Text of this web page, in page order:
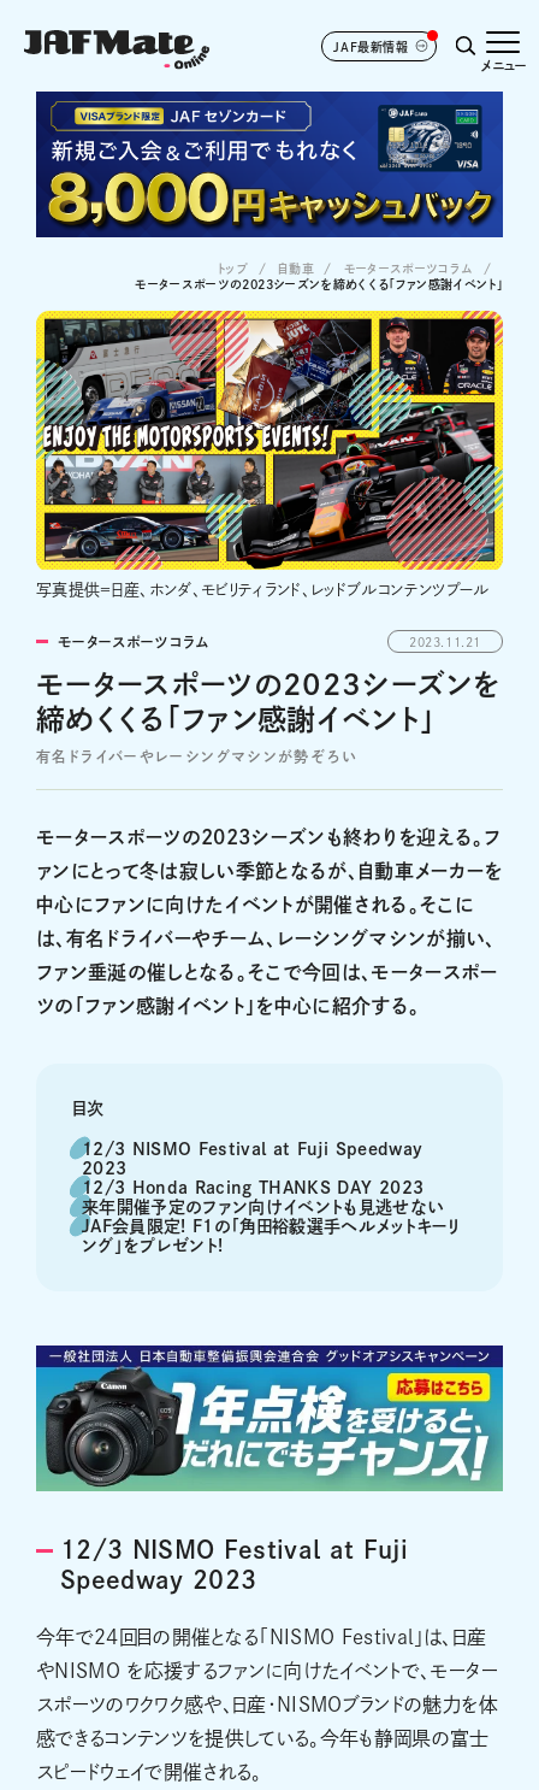
JAF最新情報
メニュー
トップ 自動車
モータースポーツコラム
モータースポーツの2023シーズンを締めくくる「ファン感謝イベント」
写真提供＝日産、ホンダ、モビリティランド、レッドブルコンテンツプール
モータースポーツコラム 2023.11.21
モータースポーツの2023シーズンを
締めくくる「ファン感謝イベント」
有名ドライバーやレーシングマシンが勢ぞろい
モータースポーツの2023シーズンも終わりを迎える。フ
ァンにとって冬は寂しい季節となるが、自動車メーカーを
中心にファンに向けたイベントが開催される。そこに
は、有名ドライバーやチーム、レーシングマシンが揃い、
ファン垂涎の催しとなる。そこで今回は、モータースポー
ツの「ファン感謝イベント」を中心に紹介する。
目次
12/3 NISMO Festival at Fuji Speedway
2023
12/3 Honda Racing THANKS DAY 2023
来年開催予定のファン向けイベントも見逃せない
JAF会員限定! F1の「角田裕毅選手ヘルメットキーリ
ング」をプレゼント!
12/3 NISMO Festival at Fuji
Speedway 2023
今年で24回目の開催となる「NISMO Festival」は、日産
やNISMO を応援するファンに向けたイベントで、モーター
スポーツのワクワク感や、日産・NISMOブランドの魅力を体
感できるコンテンツを提供している。今年も静岡県の富士
スピードウェイで開催される。